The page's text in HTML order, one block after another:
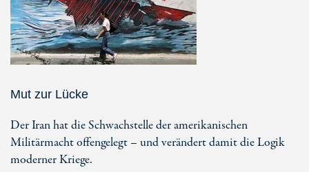
Mut zur Lücke
Der Iran hat die Schwachstelle der amerikanischen
Militärmacht offengelegt – und verändert damit die Logik
moderner Kriege.